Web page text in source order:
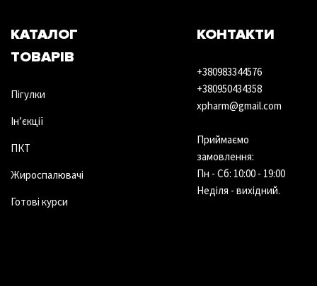
КАТАЛОГ
ТОВАРІВ
Пігулки
Ін’єкції
ПКТ
Жироспалювачі
Готові курси
КОНТАКТИ
+380983344576
+380950434358
xpharm@gmail.com
Приймаємо
замовлення:
Пн - Сб: 10:00 - 19:00
Неділя - вихідний.